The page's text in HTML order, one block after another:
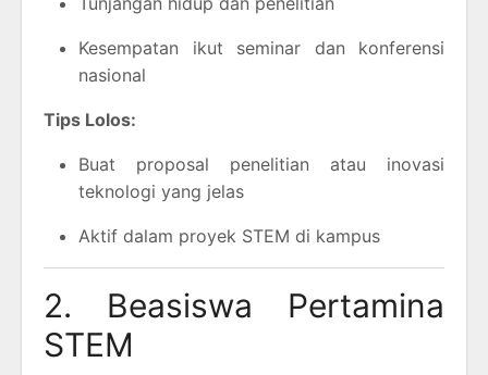
Kesempatan ikut seminar dan konferensi
nasional
Tips Lolos:
Buat proposal penelitian atau inovasi
teknologi yang jelas
Aktif dalam proyek STEM di kampus
2. Beasiswa Pertamina
STEM